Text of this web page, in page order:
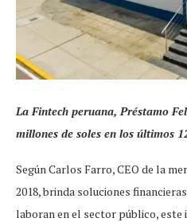
La Fintech peruana, Préstamo
millones de soles en los últimos
Según Carlos Farro, CEO de la
2018, brinda soluciones
laboran en el sector público, este